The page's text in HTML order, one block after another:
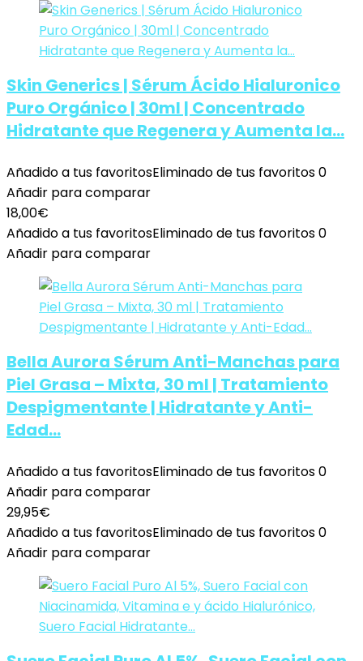
Skin Generics | Sérum Ácido Hialuronico
Puro Orgánico | 30ml | Concentrado
Hidratante que Regenera y Aumenta la…
Añadido a tus favoritosEliminado de tus favoritos0
Añadir para comparar
18,00€
Añadido a tus favoritosEliminado de tus favoritos0
Añadir para comparar
Bella Aurora Sérum Anti-Manchas para
Piel Grasa – Mixta, 30 ml | Tratamiento
Despigmentante | Hidratante y Anti-
Edad…
Añadido a tus favoritosEliminado de tus favoritos0
Añadir para comparar
29,95€
Añadido a tus favoritosEliminado de tus favoritos0
Añadir para comparar